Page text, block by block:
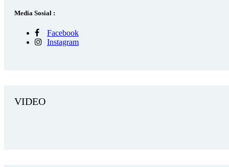
Media Sosial :
Facebook
Instagram
VIDEO